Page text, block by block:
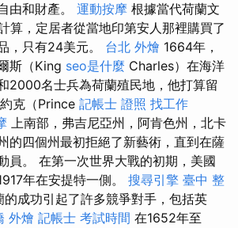
由和財產。 運動按摩 根據當代荷蘭文
算，定居者從當地印第安人那裡購買了
，只有24美元。 台北 外燴 1664年，
斯（King seo是什麼 Charles）在海洋
2000名士兵為荷蘭殖民地，他打算留
克（Prince 記帳士 證照 找工作
上南部，弗吉尼亞州，阿肯色州，北卡
的四個州最初拒絕了新藝術，直到在薩
員。 在第一次世界大戰的初期，美國
年在安提特一側。 搜尋引擎 臺中 整
的成功引起了許多競爭對手，包括英
外燴 記帳士 考試時間 在1652年至